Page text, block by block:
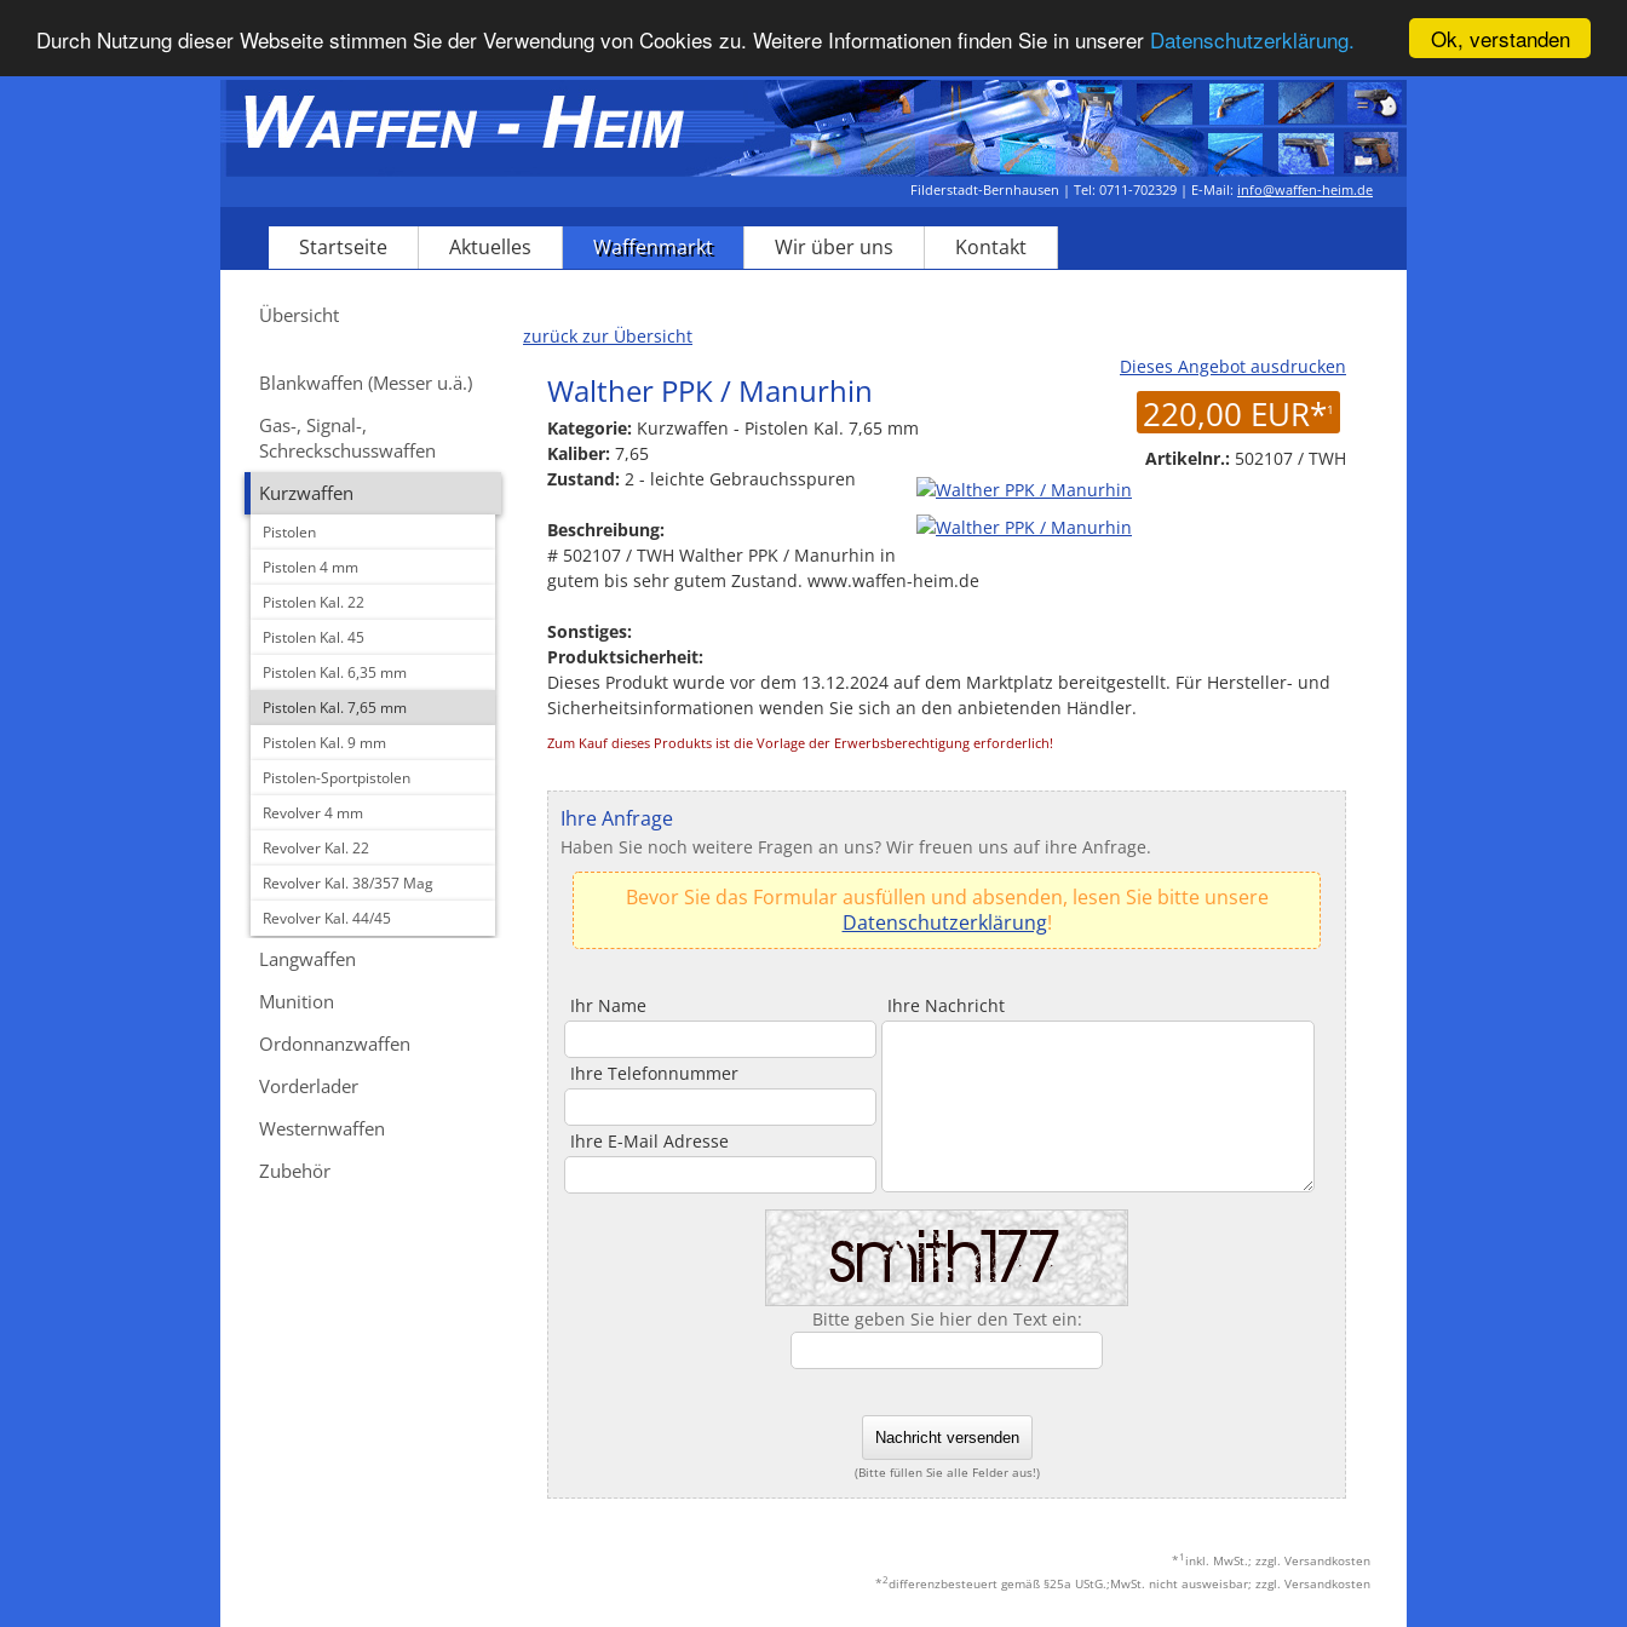
Ok, verstanden
Durch Nutzung dieser Webseite stimmen Sie der Verwendung von Cookies zu. Weitere Informationen finden Sie in unserer Datenschutzerklärung.
Filderstadt-Bernhausen | Tel: 0711-702329 | E-Mail: info@waffen-heim.de
Startseite Aktuelles Waffenmarkt Wir über uns Kontakt
Übersicht
Blankwaffen (Messer u.ä.)
Gas-, Signal-,
Schreckschusswaffen
Kurzwaffen
Pistolen
Pistolen 4 mm
Pistolen Kal. 22
Pistolen Kal. 45
Pistolen Kal. 6,35 mm
Pistolen Kal. 7,65 mm
Pistolen Kal. 9 mm
Pistolen-Sportpistolen
Revolver 4 mm
Revolver Kal. 22
Revolver Kal. 38/357 Mag
Revolver Kal. 44/45
Langwaffen
Munition
Ordonnanzwaffen
Vorderlader
Westernwaffen
Zubehör
zurück zur Übersicht
Dieses Angebot ausdrucken
220,00 EUR*1
Artikelnr.: 502107 / TWH
Walther PPK / Manurhin
Kategorie: Kurzwaffen - Pistolen Kal. 7,65 mm
Kaliber: 7,65
Zustand: 2 - leichte Gebrauchsspuren
Beschreibung:
# 502107 / TWH Walther PPK / Manurhin in
gutem bis sehr gutem Zustand. www.waffen-heim.de
Sonstiges:
Produktsicherheit:
Dieses Produkt wurde vor dem 13.12.2024 auf dem Marktplatz bereitgestellt. Für Hersteller- und
Sicherheitsinformationen wenden Sie sich an den anbietenden Händler.
Zum Kauf dieses Produkts ist die Vorlage der Erwerbsberechtigung erforderlich!
Ihre Anfrage
Haben Sie noch weitere Fragen an uns? Wir freuen uns auf ihre Anfrage.
Bevor Sie das Formular ausfüllen und absenden, lesen Sie bitte unsere
Datenschutzerklärung!
Ihr Name
Ihre Telefonnummer
Ihre E-Mail Adresse
Ihre Nachricht
Bitte geben Sie hier den Text ein:
Nachricht versenden
(Bitte füllen Sie alle Felder aus!)
*1 inkl. MwSt.; zzgl. Versandkosten
*2differenzbesteuert gemäß §25a UStG.;MwSt. nicht ausweisbar; zzgl. Versandkosten